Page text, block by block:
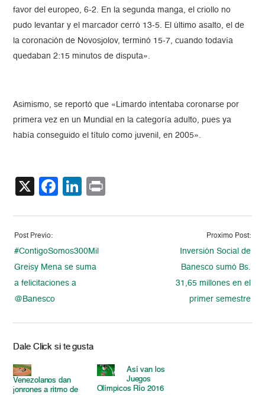
favor del europeo, 6-2. En la segunda manga, el criollo no
pudo levantar y el marcador cerró 13-5. El último asalto, el de
la coronación de Novosjolov, terminó 15-7, cuando todavía
quedaban 2:15 minutos de disputa».
Asimismo, se reportó que «Limardo intentaba coronarse por
primera vez en un Mundial en la categoría adulto, pues ya
había conseguido el título como juvenil, en 2005».
X Facebook
LinkedIn
Post Previo:
#ContigoSomos300Mil:
Greisy Mena se suma
a felicitaciones a
@Banesco
Proximo Post:
Inversión Social de
Banesco sumó Bs.
31,65 millones en el
primer semestre
Dale Click si te gusta
Venezolanos dan
jonrones a ritmo de
Así van los
Juegos
Olímpicos Río 2016